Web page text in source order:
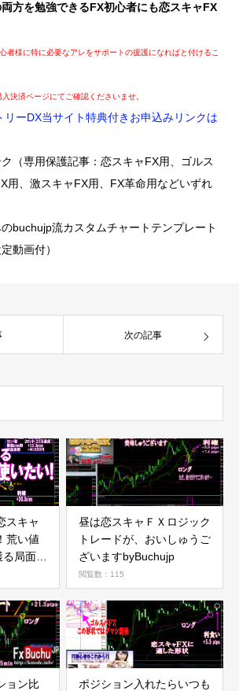
両方を勉強できるFX初心者にも恋スキャFX
者様に特に必要なアレをサポートの援護になればと付けるこ
決済ページにてご確認くださいませ。
ーDX当サイト特典付きお申込みリンクは
（専用保護記事：恋スキャFX用、ゴルス
用、激スキャFX用、FX革命用などいずれ
buchujp流カスタムチャートテンプレート
動画付）
次の記事
スキャ
荒い値
局面の
昼は恋スキャＦＸロジック
トレードが、おいしゅうご
ざいますbyBuchujp
閲覧数：115
ョン比
ポジション入れたらいつも